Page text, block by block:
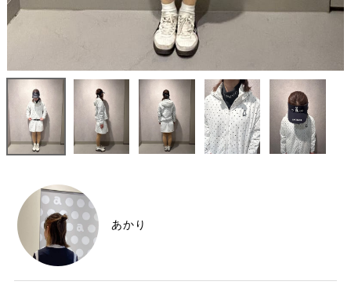
あかり